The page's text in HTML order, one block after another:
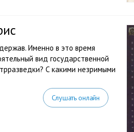
Именно в это время
вид государственной
С какими незримыми
Слушать онлайн